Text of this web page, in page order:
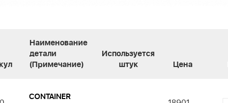
Наименование
детали
(Примечание)
Используется
штук
Цена
CONTAINER